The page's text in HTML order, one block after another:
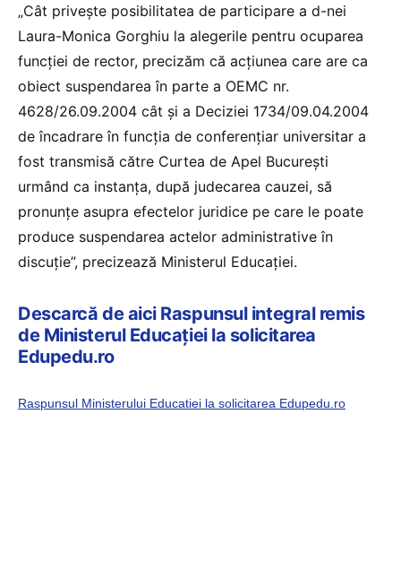
„Cât privește posibilitatea de participare a d-nei
Laura-Monica Gorghiu la alegerile pentru ocuparea
funcției de rector, precizăm că acțiunea care are ca
obiect suspendarea în parte a OEMC nr.
4628/26.09.2004 cât și a Deciziei 1734/09.04.2004
de încadrare în funcția de conferențiar universitar a
fost transmisă către Curtea de Apel București
urmând ca instanța, după judecarea cauzei, să
pronunțe asupra efectelor juridice pe care le poate
produce suspendarea actelor administrative în
discuție”, precizează Ministerul Educației.
Descarcă de aici Raspunsul integral remis
de Ministerul Educației la solicitarea
Edupedu.ro
Raspunsul Ministerului Educatiei la solicitarea Edupedu.ro